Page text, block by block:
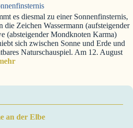
es diesmal zu einer Sonnenfinsternis,
Zeichen Wassermann (aufsteigender
(absteigender Mondknoten Karma)
sich zwischen Sonne und Erde und
Naturschauspiel. Am 12. August
an der Elbe